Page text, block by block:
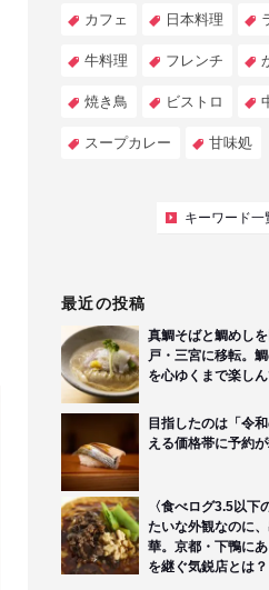
カフェ 日本料理
牛料理 フレンチ
焼き鳥 ビストロ
スープカレー 甘味処
キーワード一
最近の投稿
真鯛そばと鯛めし
戸・三宮に移転。
を心ゆくまで楽し
目指したのは「令
える価格帯に予約が
〈食べログ3.5以下
たいな外観なのに
華。京都・下鴨に
を継ぐ気鋭店とは？